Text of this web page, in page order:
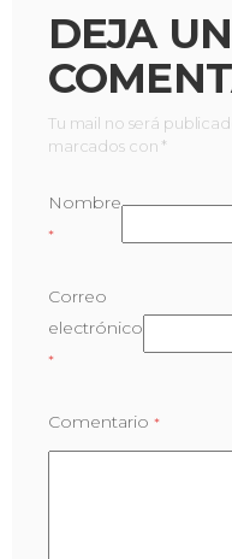
DEJA UN
Tu mail no será
marcados con *
Nombre
*
Correo
electrónico
*
Comentario *